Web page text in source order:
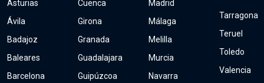
Asturias
Ávila
Badajoz
Baleares
Barcelona
Cuenca
Girona
Granada
Guadalajara
Guipúzcoa
Madrid
Málaga
Melilla
Murcia
Navarra
Tarragona
Teruel
Toledo
Valencia